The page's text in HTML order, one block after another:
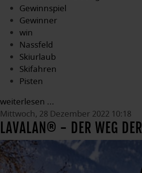
Gewinnspiel
Gewinner
win
Nassfeld
Skiurlaub
Skifahren
Pisten
weiterlesen ...
Mittwoch, 28 Dezember 2022 10:18
LAVALAN® - DER WEG